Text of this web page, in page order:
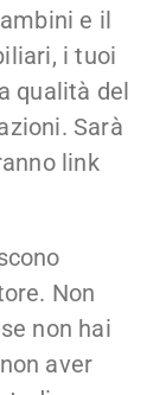
e il
i tuoi
qualità del
Sarà
link
Non
non hai
aver